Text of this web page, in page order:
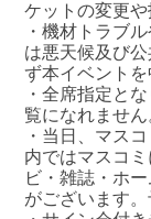
ケットの変更や
・機材トラブ
は悪天候及び
ず本イベント
・全席指定と
覧になれません
・当日、マス
内ではマスコ
ビ・雑誌・ホ
がございます。